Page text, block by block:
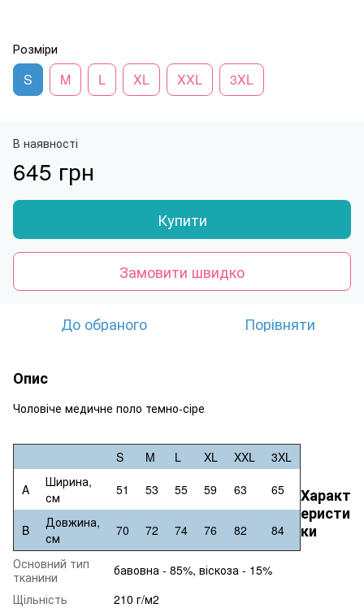
Розміри
S M L XL XXL 3XL
В наявності
645 грн
Купити
Замовити швидко
До обраного Порівняти
Опис
Чоловіче медичне поло темно-сіре
S M L XL XXL
3XL
A
Ширина,
см
51 53 55 59 63 65
B
Довжина,
см
70 72 74 76 82 84
Характ
еристи
ки
Основний тип
тканини
бавовна - 85%, віскоза - 15%
Щільність
210 г/м2